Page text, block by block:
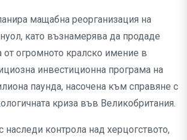
мащабна реорганизация на
като възнамерява да продаде
от огромното кралско имение в
инвестиционна програма на
паунда, насочена към справяне с
криза във Великобритания.
наследи контрола над херцогството,